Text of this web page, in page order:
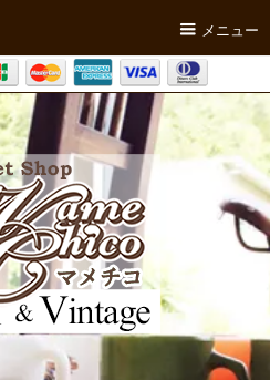
メニュー